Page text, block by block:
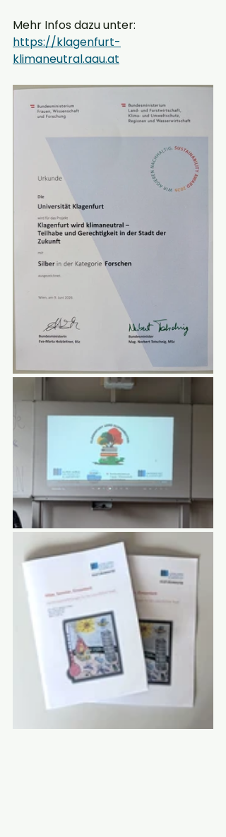
Mehr Infos dazu unter:
https://klagenfurt-
klimaneutral.aau.at